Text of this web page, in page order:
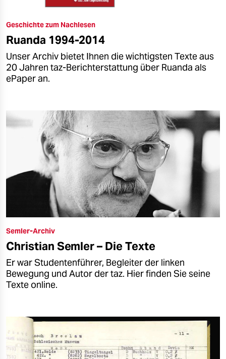
Geschichte zum Nachlesen
Ruanda 1994-2014
Unser Archiv bietet Ihnen die wichtigsten Texte aus
20 Jahren taz-Berichterstattung über Ruanda als
ePaper an.
Semler-Archiv
Christian Semler – Die Texte
Er war Studentenführer, Begleiter der linken
Bewegung und Autor der taz. Hier finden Sie seine
Texte online.